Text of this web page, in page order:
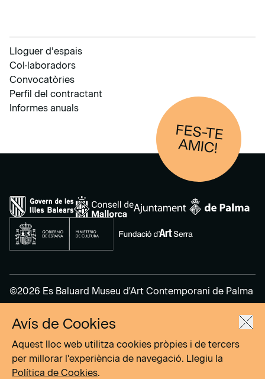
Lloguer d’espais
Col·laboradors
Convocatòries
Perfil del contractant
Informes anuals
FES-TE
AM
IC!
©2026 Es Baluard Museu d'Art Contemporani de Palma
Avís legal
Política de privacitat
Política de cookies
Avís de Cookies
Aquest lloc web utilitza cookies pròpies i de tercers
per millorar l'experiència de navegació. Llegiu la
Política de Cookies.